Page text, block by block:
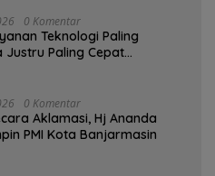
0 Komentar
Teknologi Paling
Justru Paling Cepat
0 Komentar
Aklamasi, Hj Ananda
PMI Kota Banjarmasin